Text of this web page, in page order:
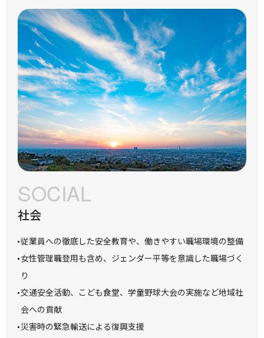
SOCIAL
社会
従業員への徹底した安全教育や、働きやすい職場環境の整備
女性管理職登用も含め、ジェンダー平等を意識した職場づく
り
交通安全活動、こども食堂、学童野球大会の実施など地域社
会への貢献
災害時の緊急輸送による復興支援